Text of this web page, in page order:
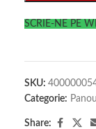
SCRIE-NE PE
SKU:
Categorie:
Share: